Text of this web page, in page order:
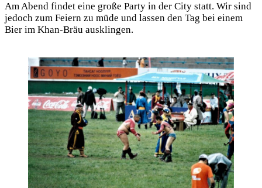
Am Abend findet eine große Party in der City statt. Wir sind
jedoch zum Feiern zu müde und lassen den Tag bei einem
Bier im Khan-Bräu ausklingen.